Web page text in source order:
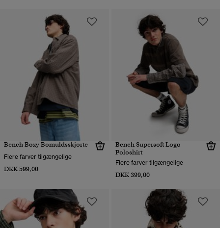
Bench Boxy Bomuldsskjorte
Flere farver tilgængelige
DKK 599,00
Bench Supersoft Logo
Poloshirt
Flere farver tilgængelige
DKK 399,00